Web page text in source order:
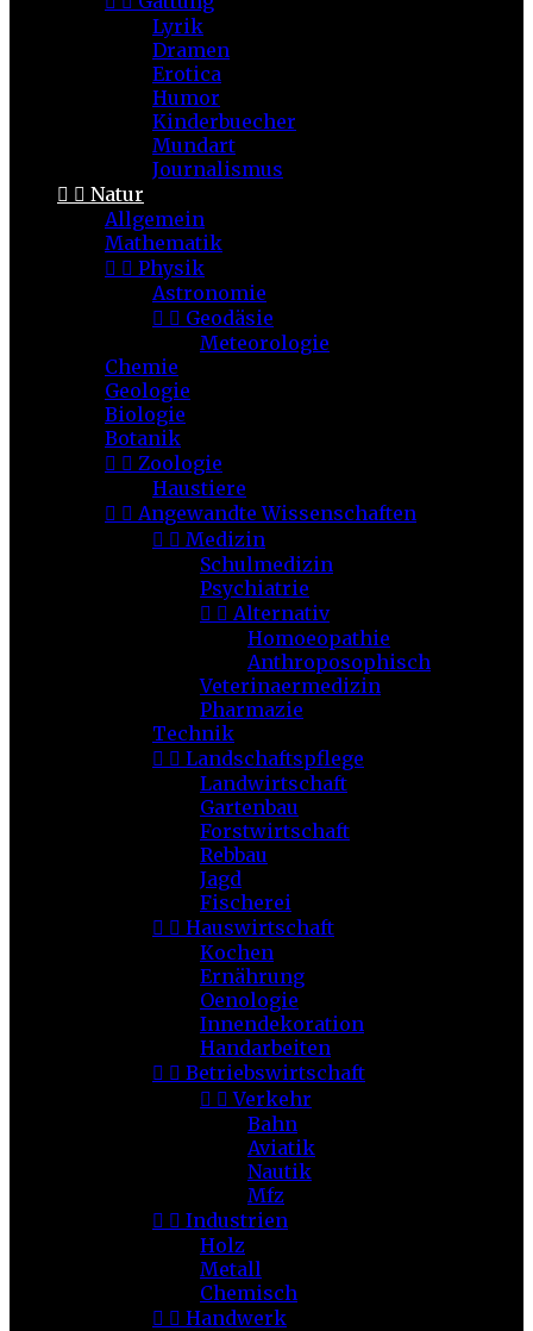
Lyrik
Dramen
Erotica
Humor
Kinderbuecher
Mundart
Journalismus
  Natur
Allgemein
Mathematik
  Physik
Astronomie
  Geodäsie
Meteorologie
Chemie
Geologie
Biologie
Botanik
  Zoologie
Haustiere
  Angewandte Wissenschaften
  Medizin
Schulmedizin
Psychiatrie
  Alternativ
Homoeopathie
Anthroposophisch
Veterinaermedizin
Pharmazie
Technik
  Landschaftspflege
Landwirtschaft
Gartenbau
Forstwirtschaft
Rebbau
Jagd
Fischerei
  Hauswirtschaft
Kochen
Ernährung
Oenologie
Innendekoration
Handarbeiten
  Betriebswirtschaft
  Verkehr
Bahn
Aviatik
Nautik
Mfz
  Industrien
Holz
Metall
Chemisch
  Handwerk